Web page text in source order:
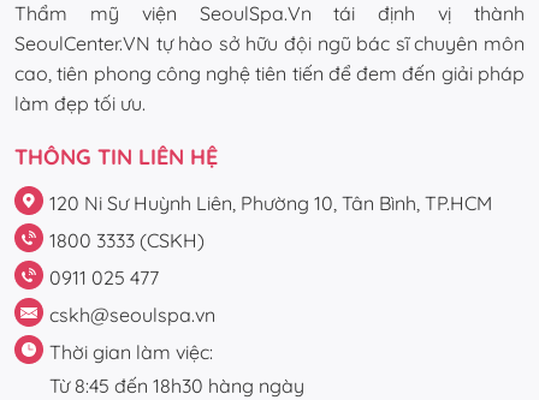
Thẩm mỹ viện SeoulSpa.Vn tái định vị thành
SeoulCenter.VN tự hào sở hữu đội ngũ bác sĩ chuyên môn
cao, tiên phong công nghệ tiên tiến để đem đến giải pháp
làm đẹp tối ưu.
THÔNG TIN LIÊN HỆ
120 Ni Sư Huỳnh Liên, Phường 10, Tân Bình, TP.HCM
1800 3333 (CSKH)
0911 025 477
cskh@seoulspa.vn
Thời gian làm việc:
Từ 8:45 đến 18h30 hàng ngày